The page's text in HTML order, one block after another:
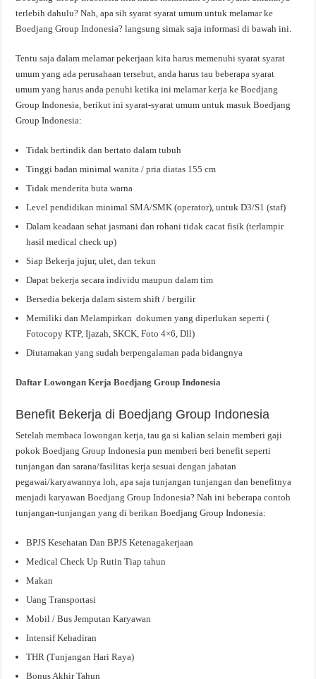
terlebih dahulu? Nah, apa sih syarat syarat umum untuk melamar ke
Boedjang Group Indonesia? langsung simak saja informasi di bawah ini.
Tentu saja dalam melamar pekerjaan kita harus memenuhi syarat syarat
umum yang ada perusahaan tersebut, anda harus tau beberapa syarat
umum yang harus anda penuhi ketika ini melamar kerja ke Boedjang
Group Indonesia, berikut ini syarat-syarat umum untuk masuk Boedjang
Group Indonesia:
Tidak bertindik dan bertato dalam tubuh
Tinggi badan minimal wanita / pria diatas 155 cm
Tidak menderita buta warna
Level pendidikan minimal SMA/SMK (operator), untuk D3/S1 (staf)
Dalam keadaan sehat jasmani dan rohani tidak cacat fisik (terlampir
hasil medical check up)
Siap Bekerja jujur, ulet, dan tekun
Dapat bekerja secara individu maupun dalam tim
Bersedia bekerja dalam sistem shift / bergilir
Memiliki dan Melampirkan dokumen yang diperlukan seperti (
Fotocopy KTP, Ijazah, SKCK, Foto 4×6, Dll)
Diutamakan yang sudah berpengalaman pada bidangnya
Daftar Lowongan Kerja Boedjang Group Indonesia
Benefit Bekerja di Boedjang Group Indonesia
Setelah membaca lowongan kerja, tau ga si kalian selain memberi gaji
pokok Boedjang Group Indonesia pun memberi beri benefit seperti
tunjangan dan sarana/fasilitas kerja sesuai dengan jabatan
pegawai/karyawannya loh, apa saja tunjangan tunjangan dan benefitnya
menjadi karyawan Boedjang Group Indonesia? Nah ini beberapa contoh
tunjangan-tunjangan yang di berikan Boedjang Group Indonesia:
BPJS Kesehatan Dan BPJS Ketenagakerjaan
Medical Check Up Rutin Tiap tahun
Makan
Uang Transportasi
Mobil / Bus Jemputan Karyawan
Intensif Kehadiran
THR (Tunjangan Hari Raya)
Bonus Akhir Tahun